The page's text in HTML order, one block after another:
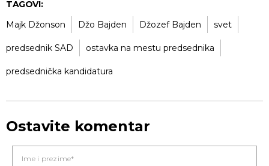
TAGOVI:
Majk Džonson
Džo Bajden Džozef Bajden svet
predsednik SAD ostavka na mestu predsednika
predsednička kandidatura
Ostavite komentar